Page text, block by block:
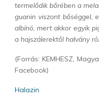
termelődik bőrében a
guanin viszont bőséggel,
albínó, mert akkor egyik
a hajszálerektől halvány
(Forrás: KEMHESZ,
Facebook)
Halazin